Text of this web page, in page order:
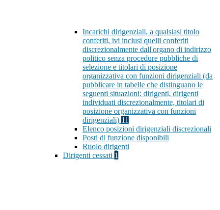
Incarichi dirigenziali, a qualsiasi titolo
conferiti, ivi inclusi quelli conferiti
discrezionalmente dall'organo di indirizzo
politico senza procedure pubbliche di
selezione e titolari di posizione
organizzativa con funzioni dirigenziali (da
pubblicare in tabelle che distinguano le
seguenti situazioni: dirigenti, dirigenti
individuati discrezionalmente, titolari di
posizione organizzativa con funzioni
dirigenziali) 11
Elenco posizioni dirigenziali discrezionali
Posti di funzione disponibili
Ruolo dirigenti
Dirigenti cessati 1